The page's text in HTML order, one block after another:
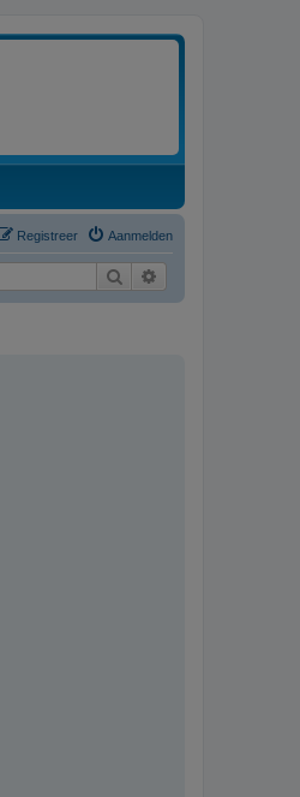
Aanmelden
Registreer
Zoek